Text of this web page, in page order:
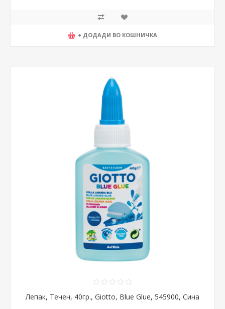
+ ДОДАДИ ВО КОШНИЧКА
Лепак, Течен, 40гр., Giotto, Blue Glue, 545900, Сина